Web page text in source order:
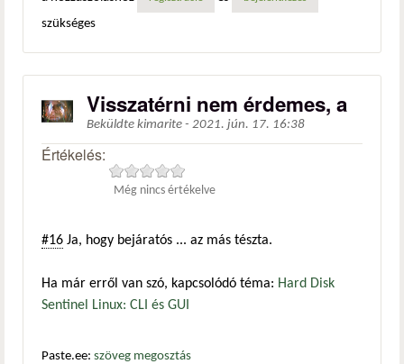
szükséges
Visszatérni nem érdemes, a
Beküldte kimarite - 2021. jún. 17. 16:38
Értékelés:
Még nincs értékelve
#16 Ja, hogy bejáratós ... az más tészta.
Ha már erről van szó, kapcsolódó téma: Hard Disk
Sentinel Linux: CLI és GUI
Paste.ee: szöveg megosztás